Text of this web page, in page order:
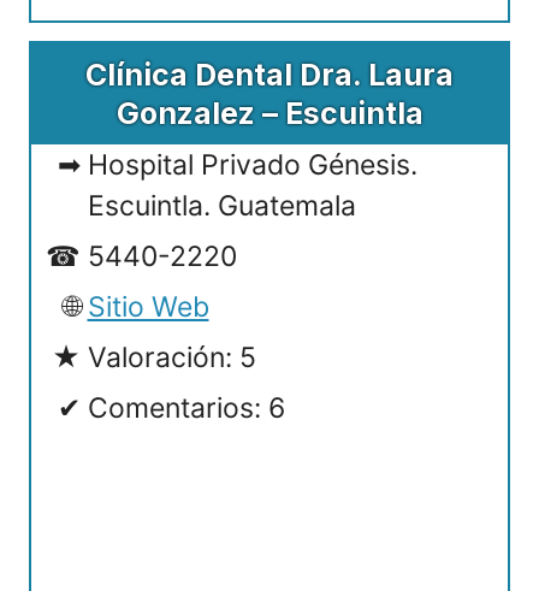
Clínica Dental Dra. Laura
Gonzalez – Escuintla
Hospital Privado Génesis.
Escuintla. Guatemala
5440-2220
Sitio Web
Valoración: 5
Comentarios: 6